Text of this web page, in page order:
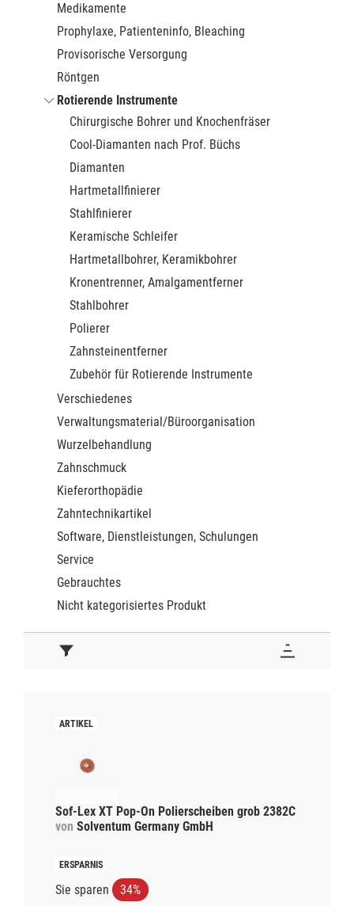
Medikamente
Prophylaxe, Patienteninfo, Bleaching
Provisorische Versorgung
Röntgen
Rotierende Instrumente
Chirurgische Bohrer und Knochenfräser
Cool-Diamanten nach Prof. Büchs
Diamanten
Hartmetallfinierer
Stahlfinierer
Keramische Schleifer
Hartmetallbohrer, Keramikbohrer
Kronentrenner, Amalgamentferner
Stahlbohrer
Polierer
Zahnsteinentferner
Zubehör für Rotierende Instrumente
Verschiedenes
Verwaltungsmaterial/Büroorganisation
Wurzelbehandlung
Zahnschmuck
Kieferorthopädie
Zahntechnikartikel
Software, Dienstleistungen, Schulungen
Service
Gebrauchtes
Nicht kategorisiertes Produkt
Sof-Lex XT Pop-On Polierscheiben grob 2382C
von Solventum Germany GmbH
Sie sparen 34%